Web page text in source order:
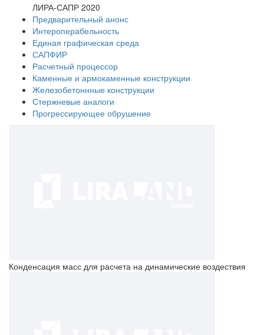
ЛИРА-САПР 2020
Предварительный анонс
Интероперабельность
Единая графическая среда
САПФИР
Расчетный процессор
Каменные и армокаменные конструкции
Железобетоннные конструкции
Стержневые аналоги
Прогрессирующее обрушение
Конденсация масс для расчета на динамические воздествия